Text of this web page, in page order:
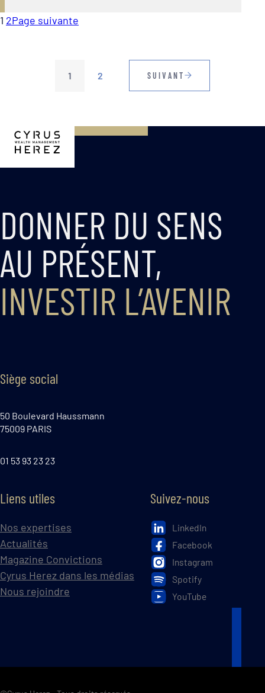
1 2Page suivante
1 2 SUIVANT
DONNER DU SENS
AU PRÉSENT,
INVESTIR L’AVENIR
Siège social
50 Boulevard Haussmann
75009 PARIS
01 53 93 23 23
Liens utiles
Nos expertises
Actualités
Magazine Convictions
Cyrus Herez dans les médias
Nous rejoindre
Suivez-nous
LinkedIn
Facebook
Instagram
Spotify
YouTube